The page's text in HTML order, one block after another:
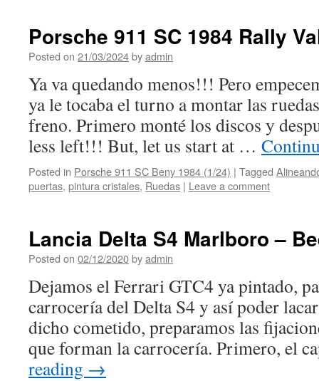
Porsche 911 SC 1984 Rally
Posted on 21/03/2024byadmin
Ya va quedando menos!!! Pero
ya le tocaba el turno a montar las
freno. Primero monté los discos y
less left!!! But, let us start at …
Posted in Porsche 911 SC Beny 1984 (1/24) | Tagged
puertas, pintura cristales, Ruedas | Leave a comment
Lancia Delta S4 Marlboro –
Posted on 02/12/2020byadmin
Dejamos el Ferrari GTC4 ya pintado,
carrocería del Delta S4 y así poder
dicho cometido, preparamos las
que forman la carrocería. Primero, el
reading →